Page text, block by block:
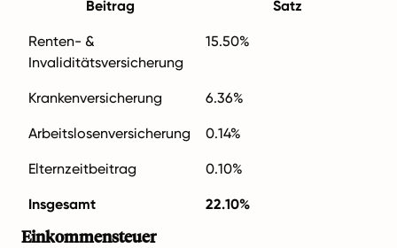
Beitrag Satz
Renten- &
Invaliditätsversicherung
15.50%
Krankenversicherung 6.36%
Arbeitslosenversicherung 0.14%
Elternzeitbeitrag 0.10%
Insgesamt 22.10%
Einkommensteuer